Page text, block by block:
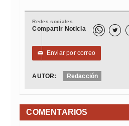
Redes sociales
Compartir Noticia 
✉ Enviar por correo
AUTOR: Redacción
COMENTARIOS